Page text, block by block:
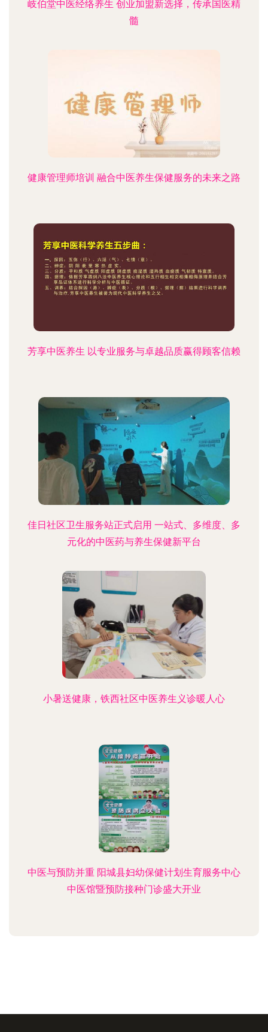
岐伯堂中医经络养生 创业加盟新选择，传承国医精
髓
健康管理师培训 融合中医养生保健服务的未来之路
芳享中医养生 以专业服务与卓越品质赢得顾客信赖
佳日社区卫生服务站正式启用 一站式、多维度、多
元化的中医药与养生保健新平台
小暑送健康，铁西社区中医养生义诊暖人心
中医与预防并重 阳城县妇幼保健计划生育服务中心
中医馆暨预防接种门诊盛大开业